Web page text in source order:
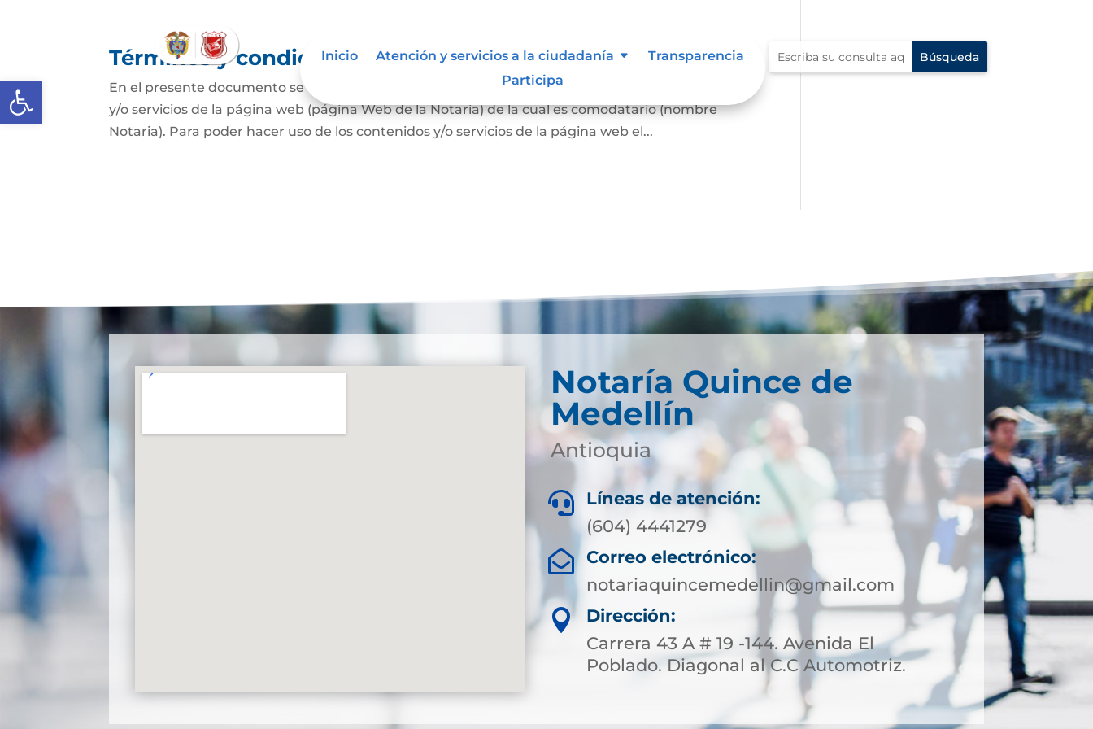
Abrir barra de herramientas
Inicio Atención y servicios a la ciudadanía
Transparencia
Participa
Términos y condiciones
En el presente documento se establecen los términos y condiciones para el uso de contenidos
y/o servicios de la página web (página Web de la Notaria) de la cual es comodatario (nombre
Notaria). Para poder hacer uso de los contenidos y/o servicios de la página web el...
Notaría Quince de
Medellín
Antioquia

Líneas de atención:
(604) 4441279

Correo electrónico:
notariaquincemedellin@gmail.com

Dirección:
Carrera 43 A # 19 -144. Avenida El
Poblado. Diagonal al C.C Automotriz.